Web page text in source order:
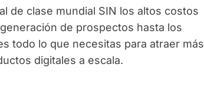
de clase mundial SIN los altos costos
de prospectos hasta los
todo lo que necesitas para atraer más
digitales a escala.